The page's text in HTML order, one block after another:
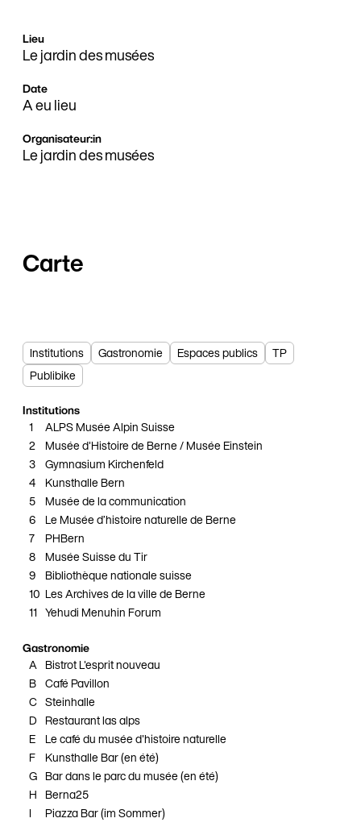
Lieu
Le jardin des musées
Date
A eu lieu
Organisateur:in
Le jardin des musées
Carte
Institutions Gastronomie Espaces publics
TP
Publibike
Institutions
1
ALPS Musée Alpin Suisse
2
Musée d'Histoire de Berne / Musée Einstein
3 Gymnasium Kirchenfeld
4
Kunsthalle Bern
5
Musée de la communication
6
Le Musée d’histoire naturelle de Berne
7
PHBern
8
Musée Suisse du Tir
9
Bibliothèque nationale suisse
10 Les Archives de la ville de Berne
11 Yehudi Menuhin Forum
Gastronomie
A Bistrot L'esprit nouveau
B Café Pavillon
C Steinhalle
D Restaurant las alps
E
Le café du musée d'histoire naturelle
F
Kunsthalle Bar (en été)
G Bar dans le parc du musée (en été)
H Berna25
I
Piazza Bar (im Sommer)